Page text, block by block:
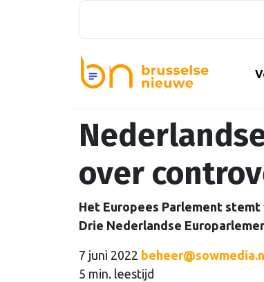
over
Het Europees Parlement
Drie Nederlandse
7 juni 2022
5 min. leestijd